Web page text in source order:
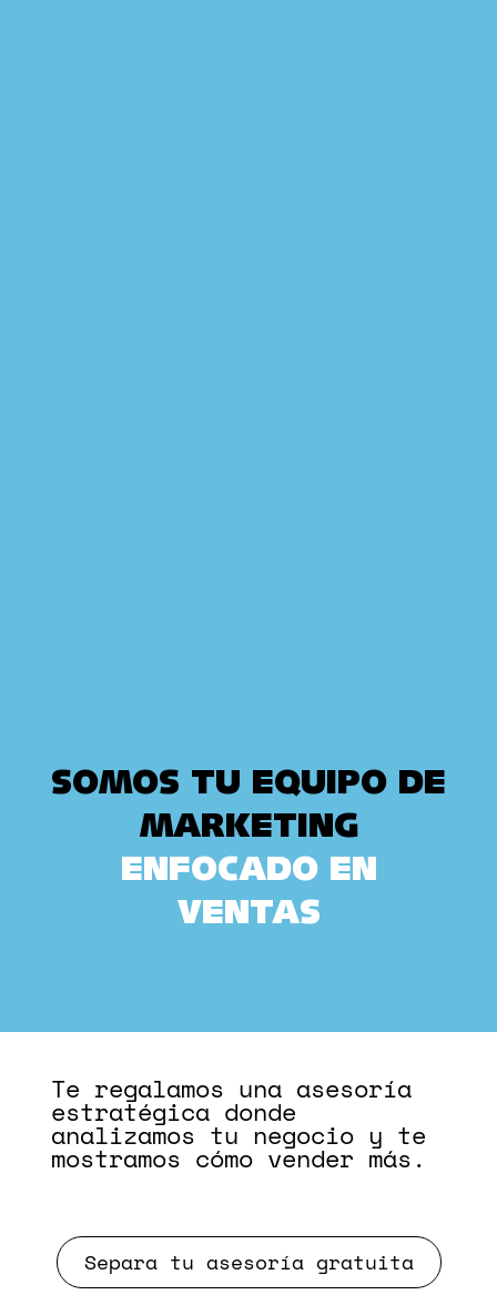
SOMOS TU EQUIPO DE
MARKETING
ENFOCADO EN
VENTAS
Te regalamos una asesoría
estratégica donde
analizamos tu negocio y te
mostramos cómo vender más.
Separa tu asesoría gratuita